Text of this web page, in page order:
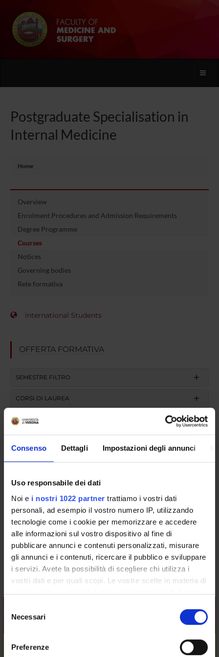
Consenso Dettagli Impostazioni degli annunci
Uso responsabile dei dati
Noi e i nostri 1022 partner trattiamo i vostri dati
personali, ad esempio il vostro numero IP, utilizzando
tecnologie come i cookie per memorizzare e accedere
alle informazioni sul vostro dispositivo al fine di
pubblicare annunci e contenuti personalizzati, misurare
gli annunci e i contenuti, ricercare il pubblico e sviluppare
i servizi. Avete la possibilità di scegliere chi utilizza i
vostri dati e per quali scopi. Le vostre scelte in materia di
privacy sono applicabili solo su questa proprietà digitale
modificare o revocare il proprio consenso in qualsiasi
momento dalla Dichiarazione sui cookie o facendo clic
delNecessari
Preferenze
Toggle
Postgraduate Specialisation in
Internal Medicine
Home
Overview
Enrolment Procedures and Admission Requirements
Degree Programme
Courses
Notices
Governing bodies
Rete formativa
International Students
OFFERTA FORMATIVA
SEMESTRE FILTRO
CORSI DI LAUREA
CORSI DI LAUREA MAGISTRALE
Internal Medicine 2 (2014/2015)
Course code
4S001888
Credits
57
Coordinator
Luciano Cominacini
DIDATTICA FRONTALE MED/09-INTERNAL MEDICINE